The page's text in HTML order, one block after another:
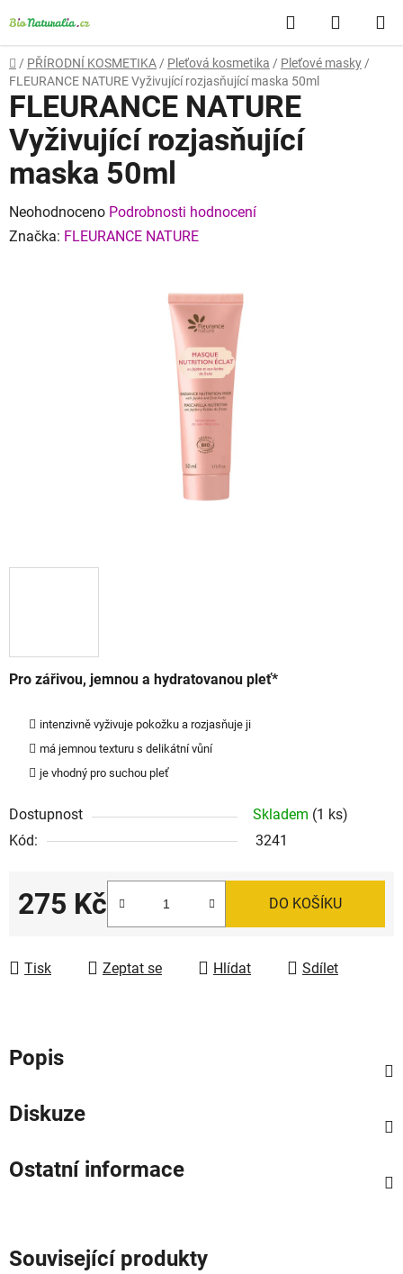
na
obsah
Hledat
KOŠÍK
Domů
/ PŘÍRODNÍ KOSMETIKA / Pleťová kosmetika / Pleťové masky /
FLEURANCE NATURE Vyživující rozjasňující maska 50ml
Pro zářivou, jemnou a hydratovanou pleť*
intenzivně vyživuje pokožku a rozjasňuje ji
má jemnou texturu s delikátní vůní
je vhodný pro suchou pleť
Dostupnost Skladem (1 ks)
Kód:
3241
275 Kč DO KOŠÍKU
Tisk Zeptat se Hlídat Sdílet
FLEURANCE NATURE
Vyživující rozjasňující
maska 50ml
Průměrné
hodnocení
Neohodnoceno Podrobnosti hodnocení
Značka: FLEURANCE NATURE
Popis
Diskuze
Ostatní informace
Související produkty